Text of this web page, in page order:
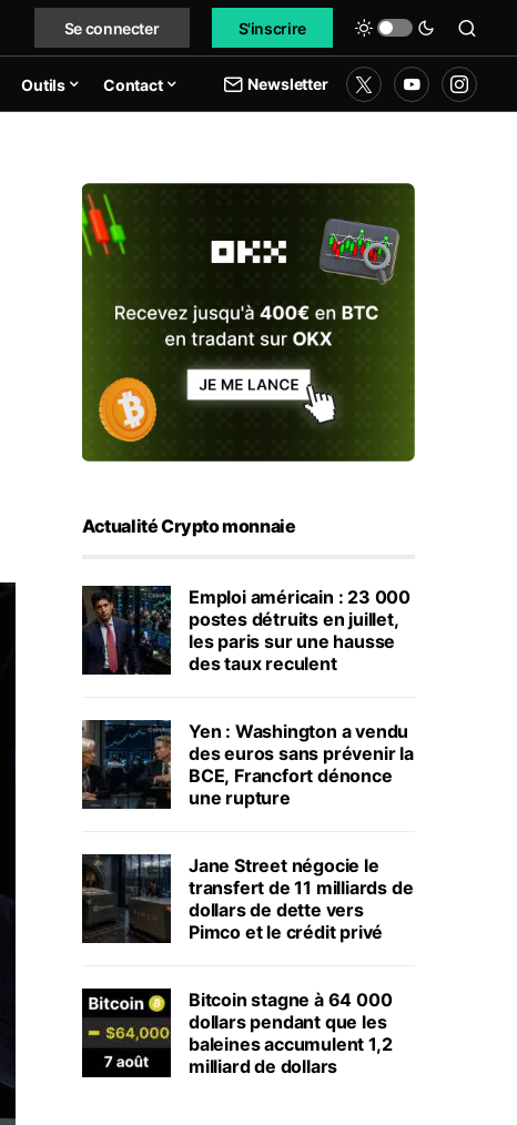
Se connecter S'inscrire
Outils Contact Newsletter
Actualité Crypto monnaie
Emploi américain : 23 000
postes détruits en juillet,
les paris sur une hausse
des taux reculent
Yen : Washington a vendu
des euros sans prévenir la
BCE, Francfort dénonce
une rupture
Jane Street négocie le
transfert de 11 milliards de
dollars de dette vers
Pimco et le crédit privé
Bitcoin stagne à 64 000
dollars pendant que les
baleines accumulent 1,2
milliard de dollars